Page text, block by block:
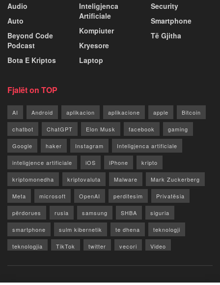
Audio
Auto
Beyond Code
Podcast
Bota E Kriptos
Inteligjenca
Artificiale
Kompiuter
Kryesore
Laptop
Security
Smartphone
Të Gjitha
Fjalët on TOP
AI Android aplikacion aplikacione apple Bitcoin
chatbot ChatGPT Elon Musk facebook gaming
Google haker Instagram Inteligjenca artificiale
inteligjence artificiale iOS iPhone kripto
kriptomonedha kriptovaluta Malware Mark Zuckerberg
Meta microsoft OpenAI perditesim Privatësia
përdorues rusia samsung SHBA siguria
smartphone sulm kibernetik te dhena teknologji
teknologjia TikTok twitter vecori Video